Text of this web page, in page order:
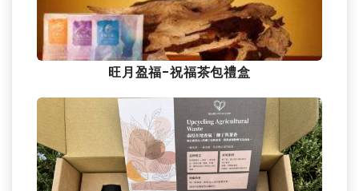
旺月盈福-祝福茶包禮盒